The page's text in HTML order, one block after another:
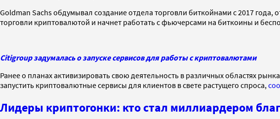
Goldman Sachs обдумывал создание отдела торговли биткойнами с 2017 года,
торговли криптовалютой и начнет работать с фьючерсами на биткоины и
Citigroup задумалась о запуске сервисов для работы с криптовалютами
Ранее о планах активизировать свою деятельность в различных областях
запустить криптовалютные сервисы для клиентов в свете растущего спроса,
Лидеры криптогонки: кто стал миллиардером